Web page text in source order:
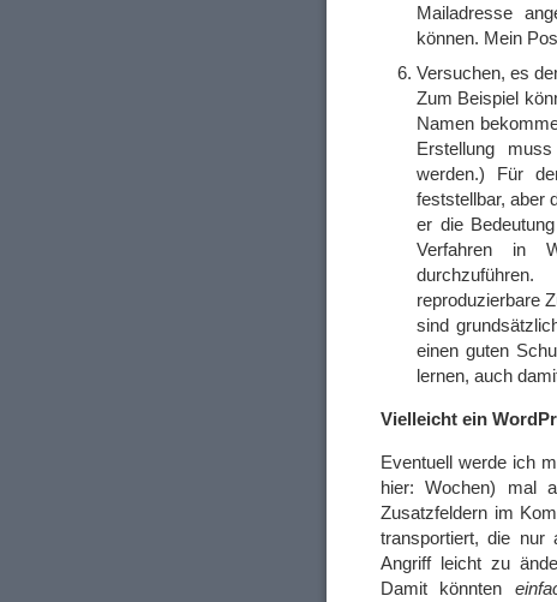
Mailadresse
können. Mein
Versuchen, es
Zum Beispiel
Namen
Erstellung
werden.) Für
feststellbar, aber
er die
Verfahren in
reproduzierbare
sind
einen guten
lernen, auch
Vielleicht ein
Eventuell werde ich
hier: Wochen) mal
Zusatzfeldern im
transportiert, die nur
Angriff leicht zu
Damit könnten